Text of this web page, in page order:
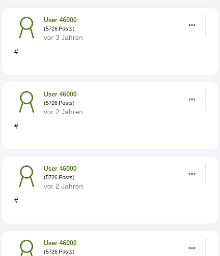
User 46000
(5726 Posts)
vor 3 Jahren
#
User 46000
(5726 Posts)
vor 2 Jahren
#
User 46000
(5726 Posts)
vor 2 Jahren
#
User 46000
(5726 Posts)